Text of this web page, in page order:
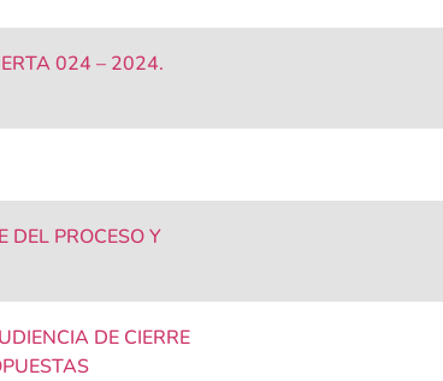
024 – 2024.
DEL PROCESO Y
DE CIERRE